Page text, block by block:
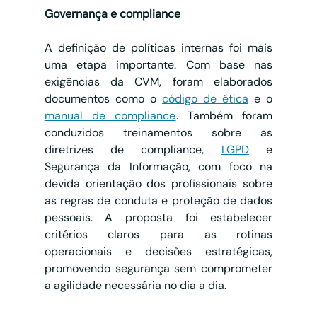
Governança e compliance
A definição de políticas internas foi mais
uma etapa importante. Com base nas
exigências da CVM, foram elaborados
documentos como o código de ética
manual de compliance. Também foram
conduzidos treinamentos sobre as
diretrizes de compliance, LGPD e
Segurança da Informação, com foco na
devida orientação dos profissionais sobre
as regras de conduta e proteção de dados
pessoais. A proposta foi estabelecer
critérios claros para as rotinas
operacionais e decisões estratégicas,
promovendo segurança sem comprometer
a agilidade necessária no dia a dia.